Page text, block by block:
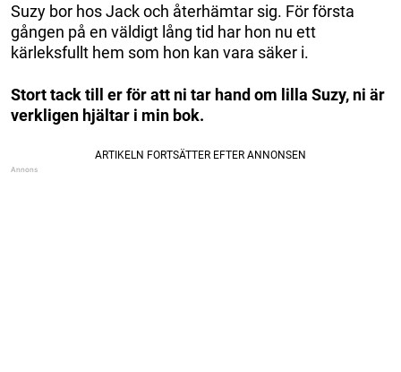
Suzy bor hos Jack och återhämtar sig. För första
gången på en väldigt lång tid har hon nu ett
kärleksfullt hem som hon kan vara säker i.
Stort tack till er för att ni tar hand om lilla Suzy, ni är
verkligen hjältar i min bok.